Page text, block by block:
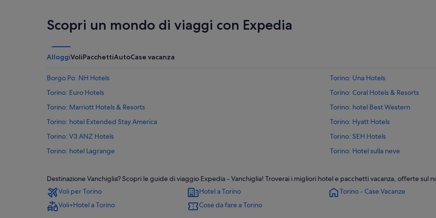
Scopri un mondo di viaggi con Expedia
AlloggiVoliPacchettiAutoCase vacanza
Borgo Po: NH Hotels
Torino: Una Hotels
Torino: Euro Hotels
Torino: Coral Hotels & Resorts
Torino: Marriott Hotels & Resorts
Torino: hotel Best Western
Torino: hotel Extended Stay America
Torino: Hyatt Hotels
Torino: V3 ANZ Hotels
Torino: SEH Hotels
Torino: hotel Lagrange
Torino: Hotel sulla neve
Torino: Boutique hotel
Torino: Vacanze per soli adulti
Torino: Hotel per famiglie
Torino: Hotel con azienda vinicola
Torino: Hotel per chi ama l'avventura
Destinazione Vanchiglia? Scopri le guide di viaggio Expedia - Vanchiglia! Troverai i migliori hotel e pacchetti vacanza, offerte sul
Voli per Torino
Hotel a Torino
Torino - Case Vacanze
Voli+Hotel a Torino
Cose da fare a Torino